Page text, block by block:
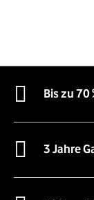
Bis zu 70
3 Jahre